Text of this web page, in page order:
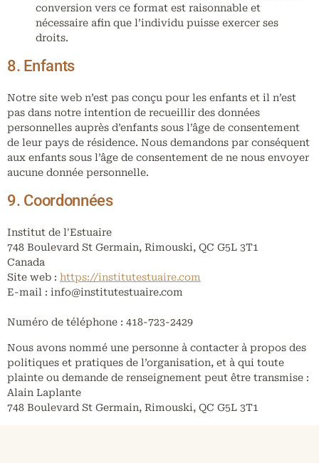
conversion vers ce format est raisonnable et
nécessaire afin que l’individu puisse exercer ses
droits.
8. Enfants
Notre site web n’est pas conçu pour les enfants et il n’est
pas dans notre intention de recueillir des données
personnelles auprès d’enfants sous l’âge de consentement
de leur pays de résidence. Nous demandons par conséquent
aux enfants sous l’âge de consentement de ne nous envoyer
aucune donnée personnelle.
9. Coordonnées
Institut de l'Estuaire
748 Boulevard St Germain, Rimouski, QC G5L 3T1
Canada
Site web : https://institutestuaire.com
E-mail : info@institutestuaire.com
Numéro de téléphone : 418-723-2429
Nous avons nommé une personne à contacter à propos des
politiques et pratiques de l’organisation, et à qui toute
plainte ou demande de renseignement peut être transmise :
Alain Laplante
748 Boulevard St Germain, Rimouski, QC G5L 3T1